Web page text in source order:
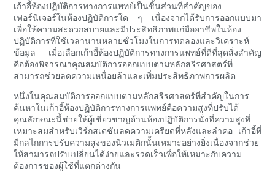
เก้าอี้ห้องปฏิบัติการทางการแพทย์เป็นชิ้นส่วนที่สำคัญของ
เฟอร์นิเจอร์ในห้องปฏิบัติการใด ๆ เนื่องจากได้รับการออกแบบมา
เพื่อให้ความสะดวกสบายและมีประสิทธิภาพแก่มืออาชีพในห้อง
ปฏิบัติการที่ใช้เวลานานหลายชั่วโมงในการทดลองและวิเคราะห์
ข้อมูล เมื่อเลือกเก้าอี้ห้องปฏิบัติการทางการแพทย์ที่ดีที่สุดสิ่งสำคัญ
คือต้องพิจารณาคุณสมบัติการออกแบบตามหลักสรีรศาสตร์ที่
สามารถช่วยลดความเหนื่อยล้าและเพิ่มประสิทธิภาพการผลิต
หนึ่งในคุณสมบัติการออกแบบตามหลักสรีรศาสตร์ที่สำคัญในการ
ค้นหาในเก้าอี้ห้องปฏิบัติการทางการแพทย์คือความสูงที่ปรับได้
คุณลักษณะนี้ช่วยให้ผู้เชี่ยวชาญด้านห้องปฏิบัติการนั่งที่ความสูงที่
เหมาะสมสำหรับเวิร์กสเตชันลดความเครียดที่หลังและลำคอ เก้าอี้ที่
มีกลไกการปรับความสูงของนิวเมติกนั้นเหมาะอย่างยิ่งเนื่องจากช่วย
ให้สามารถปรับเปลี่ยนได้ง่ายและรวดเร็วเพื่อให้เหมาะกับความ
ต้องการของผู้ใช้ที่แตกต่างกัน